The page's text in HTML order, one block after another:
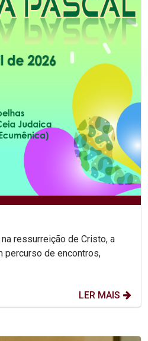
ressurreição de Cristo, a
percurso de encontros,
LER MAIS